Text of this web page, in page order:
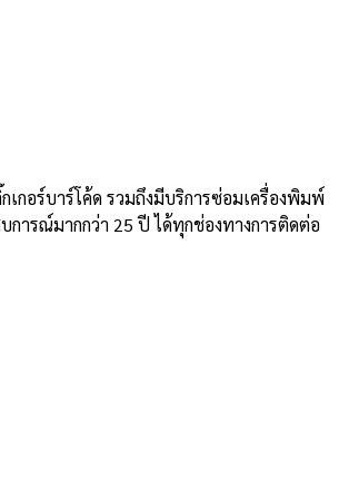
กอร์บาร์โค้ด รวมถึงมีบริการซ่อมเครื่องพิมพ์
การณ์มากกว่า 25 ปี ได้ทุกช่องทางการติดต่อ